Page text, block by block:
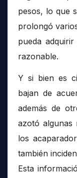
pesos, lo que
prolongó
pueda
razonable.
Y si bien es
bajan de
además de
azotó algunas
los
también
Esta